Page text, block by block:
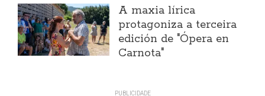
A maxia lírica
protagoniza a terceira
edición de "Ópera en
Carnota"